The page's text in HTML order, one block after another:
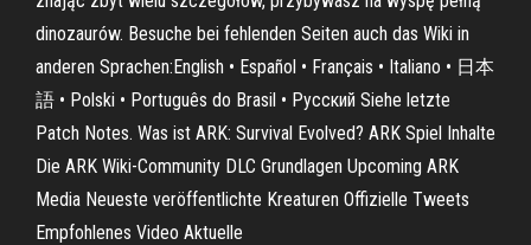
dinozaurów. Besuche bei fehlenden Seiten auch das Wiki in
anderen Sprachen:English • Español • Français • Italiano • 日本
語 • Polski • Português do Brasil • Русский Siehe letzte
Patch Notes. Was ist ARK: Survival Evolved? ARK Spiel Inhalte
Die ARK Wiki-Community DLC Grundlagen Upcoming ARK
Media Neueste veröffentlichte Kreaturen Offizielle Tweets
Empfohlenes Video Aktuelle